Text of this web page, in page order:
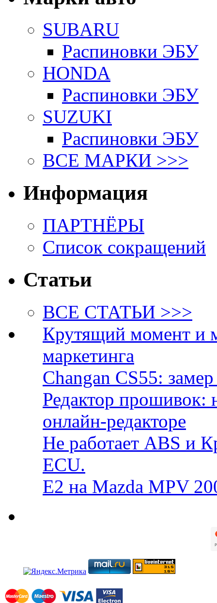
SUBARU
Распиновки ЭБУ
HONDA
Распиновки ЭБУ
SUZUKI
Распиновки ЭБУ
ВСЕ МАРКИ >>>
Информация
ПАРТНЁРЫ
Список сокращений
Статьи
ВСЕ СТАТЬИ >>>
Крутящий момент и
маркетинга
Changan CS55:
Редактор прошивок:
онлайн-редакторе
Не работает ABS и
ECU.
E2 на Mazda MPV